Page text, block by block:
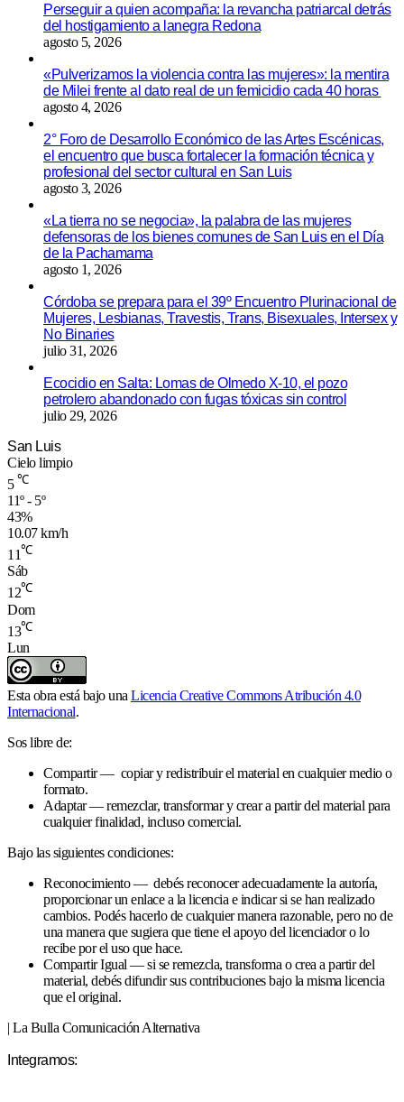
Perseguir a quien acompaña: la revancha patriarcal detrás
del hostigamiento a lanegra Redona
agosto 5, 2026
«Pulverizamos la violencia contra las mujeres»: la mentira
de Milei frente al dato real de un femicidio cada 40 horas
agosto 4, 2026
2° Foro de Desarrollo Económico de las Artes Escénicas,
el encuentro que busca fortalecer la formación técnica y
profesional del sector cultural en San Luis
agosto 3, 2026
«La tierra no se negocia», la palabra de las mujeres
defensoras de los bienes comunes de San Luis en el Día
de la Pachamama
agosto 1, 2026
Córdoba se prepara para el 39º Encuentro Plurinacional de
Mujeres, Lesbianas, Travestis, Trans, Bisexuales, Intersex y
No Binaries
julio 31, 2026
Ecocidio en Salta: Lomas de Olmedo X-10, el pozo
petrolero abandonado con fugas tóxicas sin control
julio 29, 2026
San Luis
Cielo limpio
5 ℃
11º - 5º
43%
10.07 km/h
11℃
Sáb
12℃
Dom
13℃
Lun
Esta obra está bajo una Licencia Creative Commons Atribución 4.0
Internacional.
Sos libre de:
Compartir — copiar y redistribuir el material en cualquier medio o
formato.
Adaptar — remezclar, transformar y crear a partir del material para
cualquier finalidad, incluso comercial.
Bajo las siguientes condiciones:
Reconocimiento — debés reconocer adecuadamente la autoría,
proporcionar un enlace a la licencia e indicar si se han realizado
cambios. Podés hacerlo de cualquier manera razonable, pero no de
una manera que sugiera que tiene el apoyo del licenciador o lo
recibe por el uso que hace.
Compartir Igual — si se remezcla, transforma o crea a partir del
material, debés difundir sus contribuciones bajo la misma licencia
que el original.
| La Bulla Comunicación Alternativa
Integramos: